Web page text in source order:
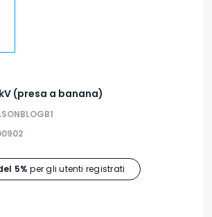
(presa a banana)
5% per gli utenti registrati